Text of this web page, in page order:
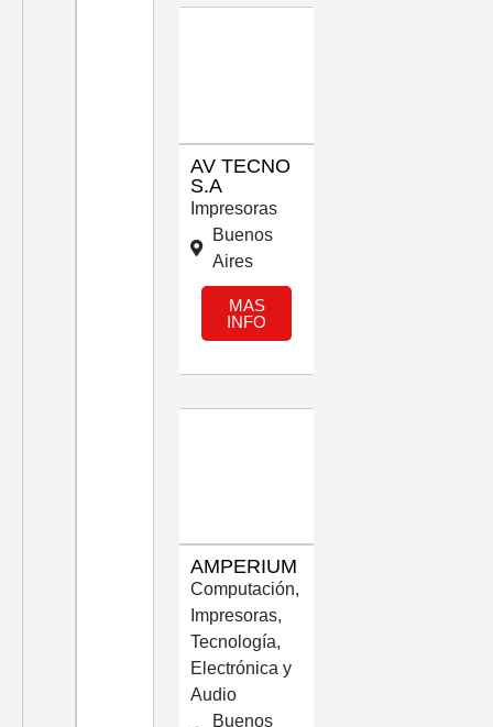
AV TECNO
S.A
Impresoras
Buenos
Aires
MAS
INFO
AMPERIUM
Computación,
Impresoras,
Tecnología,
Electrónica y
Audio
Buenos